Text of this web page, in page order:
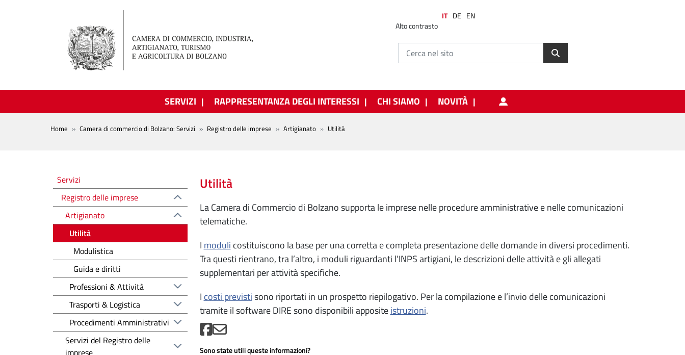
Alto contrasto
IT DE EN
SERVIZI RAPPRESENTANZA DEGLI INTERESSI CHI SIAMO NOVITÀ
BREADCRUMB
Home Camera di commercio di Bolzano: Servizi Registro delle imprese Artigianato Utilità
Utilità
La Camera di Commercio di Bolzano supporta le imprese nelle procedure amministrative e nelle comunicazioni
telematiche.
I moduli costituiscono la base per una corretta e completa presentazione delle domande in diversi procedimenti.
Tra questi rientrano, tra l’altro, i moduli riguardanti l’INPS artigiani, le descrizioni delle attività e gli allegati
supplementari per attività specifiche.
I costi previstisono riportati in un prospetto riepilogativo. Per la compilazione e l’invio delle comunicazioni
tramite il software DIRE sono disponibili appositeistruzioni.
Sono state utili queste informazioni?
Registro delle imprese
Servizi
Registro delle imprese
Artigianato
Utilità
Modulistica
Guida e diritti
Professioni & Attività
Trasporti & Logistica
Procedimenti Amministrativi
Servizi del Registro delle
imprese